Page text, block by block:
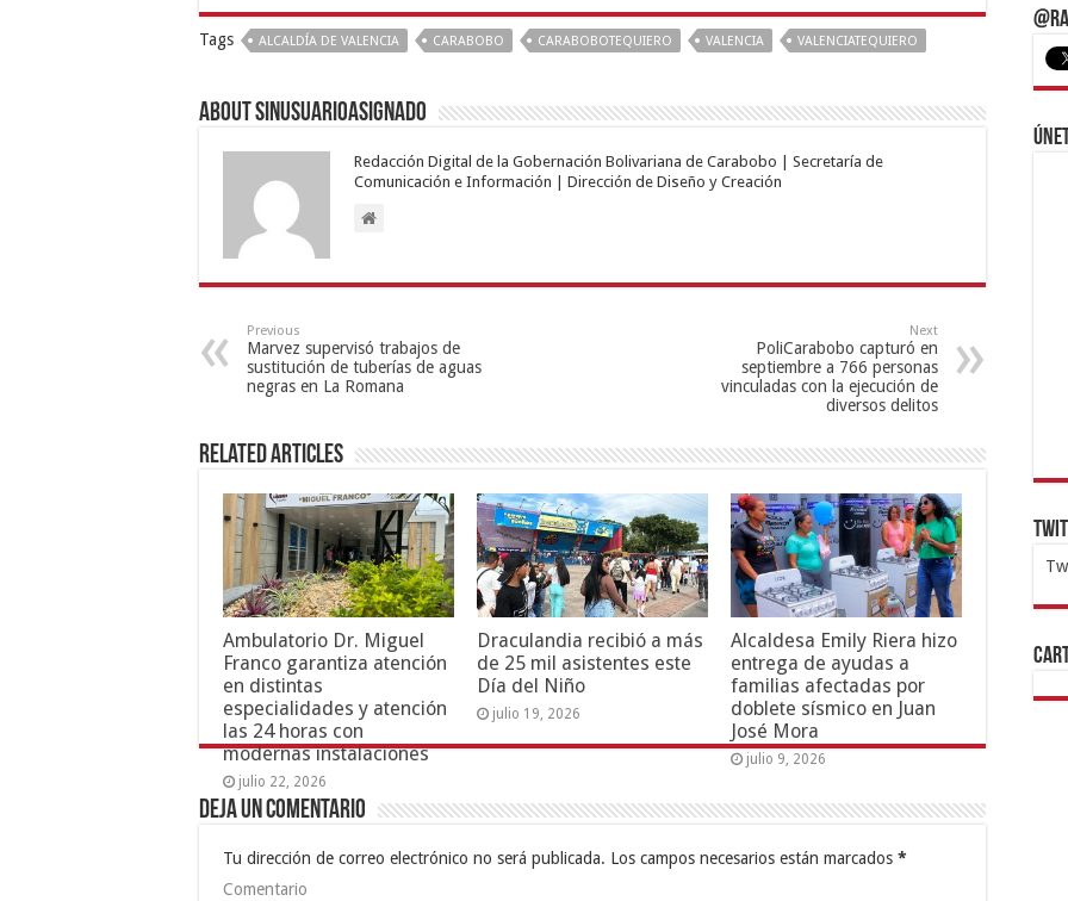
Tags ALCALDÍA DE VALENCIA CARABOBO CARABOBOTEQUIERO VALENCIA VALENCIATEQUIERO
About sinusuarioasignado
Redacción Digital de la Gobernación Bolivariana de Carabobo | Secretaría de
Comunicación e Información | Dirección de Diseño y Creación
Previous
Marvez supervisó trabajos de
sustitución de tuberías de aguas
negras en La Romana
Next
PoliCarabobo capturó en
septiembre a 766 personas
vinculadas con la ejecución de
diversos delitos
Related Articles
Ambulatorio Dr. Miguel
Franco garantiza atención
en distintas
especialidades y atención
las 24 horas con
modernas instalaciones
julio 22, 2026
Draculandia recibió a más
de 25 mil asistentes este
Día del Niño
julio 19, 2026
Alcaldesa Emily Riera hizo
entrega de ayudas a
familias afectadas por
doblete sísmico en Juan
José Mora
julio 9, 2026
Deja un comentario
Tu dirección de correo electrónico no será publicada. Los campos necesarios están marcados *
Comentario